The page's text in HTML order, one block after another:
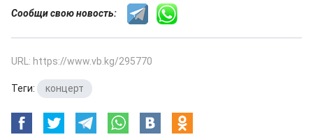
Сообщи свою новость:
URL: https://www.vb.kg/295770
Теги: концерт